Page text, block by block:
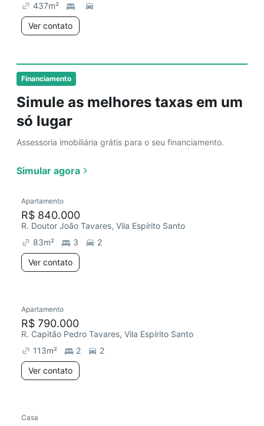
Financiamento
Simule as melhores taxas em um
só lugar
Assessoria imobiliária grátis para o seu financiamento.
Simular agora
437m²
Ver contato
Apartamento
R$ 840.000
R. Doutor João Tavares, Vila Espírito Santo
83m² 3
2
Ver contato
Apartamento
R$ 790.000
R. Capitão Pedro Tavares, Vila Espírito Santo
113m² 2
2
Ver contato
Casa